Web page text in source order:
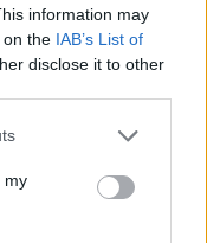
information may
on the IAB’s List of
disclose it to other
or more Google
You may click to
third-party tags to
in below Google
my